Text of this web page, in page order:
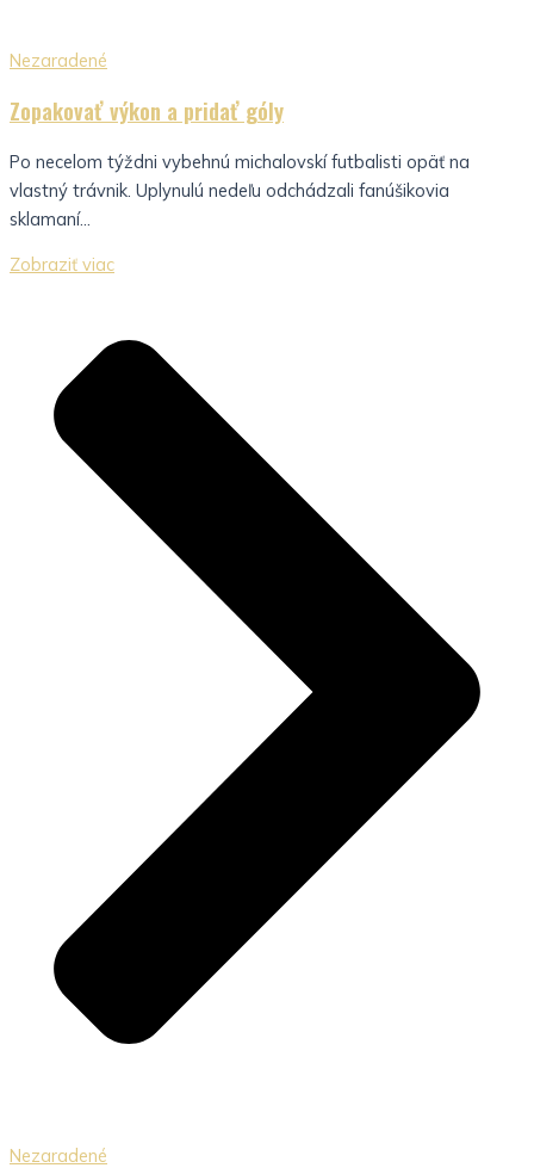
Nezaradené
Zopakovať výkon a pridať góly
Po necelom týždni vybehnú michalovskí futbalisti opäť na
vlastný trávnik. Uplynulú nedeľu odchádzali fanúšikovia
sklamaní...
Zobraziť viac
Nezaradené